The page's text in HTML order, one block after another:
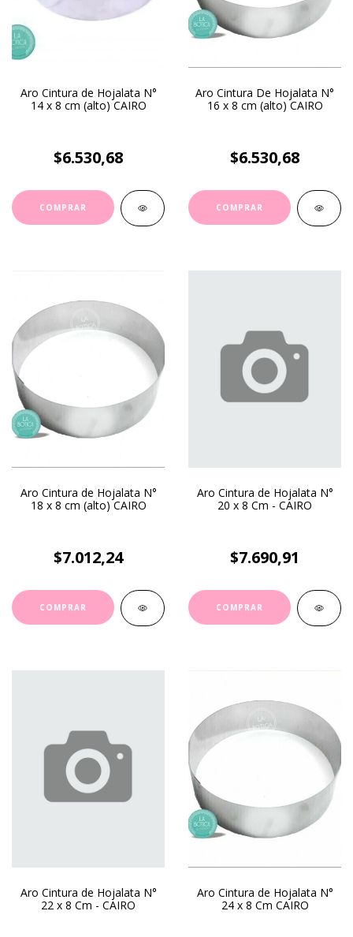
Aro Cintura de Hojalata N°
14 x 8 cm (alto) CAIRO
$6.530,68
Aro Cintura De Hojalata N°
16 x 8 cm (alto) CAIRO
$6.530,68
Aro Cintura de Hojalata N°
18 x 8 cm (alto) CAIRO
$7.012,24
Aro Cintura de Hojalata N°
20 x 8 Cm - CAIRO
$7.690,91
Aro Cintura de Hojalata N°
22 x 8 Cm - CAIRO
Aro Cintura de Hojalata N°
24 x 8 Cm CAIRO